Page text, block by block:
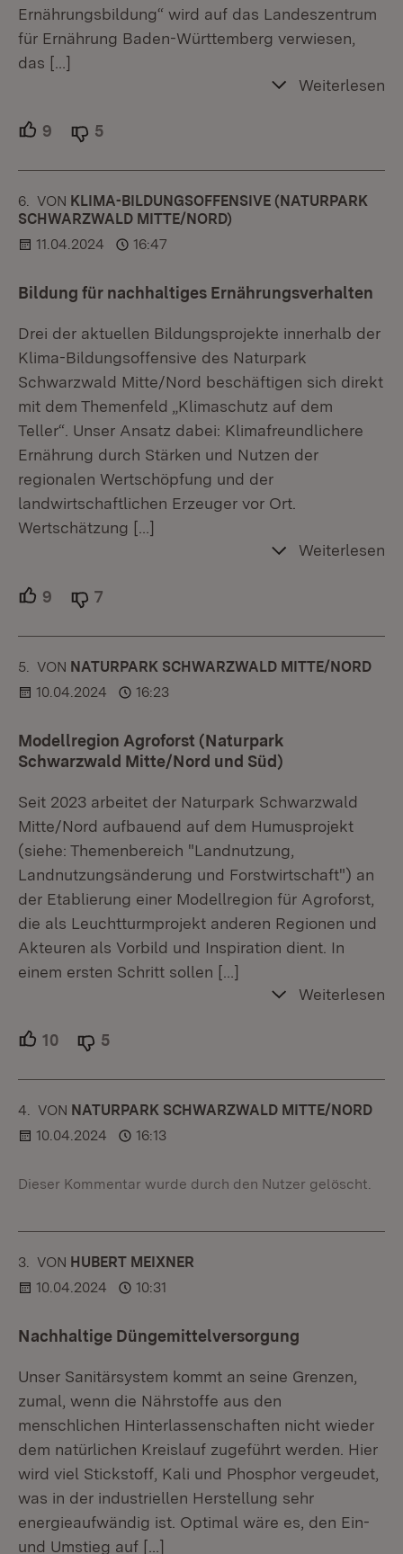
Ernährungsbildung“ wird auf das Landeszentrum
für Ernährung Baden-Württemberg verwiesen,
das […]
Weiterlesen
9 Unterstützer.
5
6. KOMMENTAR
VON :KLIMA-BILDUNGSOFFENSIVE (NATURPARK
SCHWARZWALD MITTE/NORD)
11.04.2024
16:47
Bildung für nachhaltiges Ernährungsverhalten
Drei der aktuellen Bildungsprojekte innerhalb der
Klima-Bildungsoffensive des Naturpark
Schwarzwald Mitte/Nord beschäftigen sich direkt
mit dem Themenfeld „Klimaschutz auf dem
Teller“. Unser Ansatz dabei: Klimafreundlichere
Ernährung durch Stärken und Nutzen der
regionalen Wertschöpfung und der
landwirtschaftlichen Erzeuger vor Ort.
Wertschätzung […]
Weiterlesen
9 Unterstützer.
7
5. KOMMENTAR
VON :NATURPARK SCHWARZWALD MITTE/NORD
10.04.2024
16:23
Modellregion Agroforst (Naturpark
Schwarzwald Mitte/Nord und Süd)
Seit 2023 arbeitet der Naturpark Schwarzwald
Mitte/Nord aufbauend auf dem Humusprojekt
(siehe: Themenbereich "Landnutzung,
Landnutzungsänderung und Forstwirtschaft") an
der Etablierung einer Modellregion für Agroforst,
die als Leuchtturmprojekt anderen Regionen und
Akteuren als Vorbild und Inspiration dient. In
einem ersten Schritt sollen […]
Weiterlesen
10 Unterstützer.
5
4. KOMMENTAR
VON :NATURPARK SCHWARZWALD MITTE/NORD
10.04.2024
16:13
Dieser Kommentar wurde durch den Nutzer gelöscht.
3. KOMMENTAR
VON :HUBERT MEIXNER
10.04.2024
10:31
Nachhaltige Düngemittelversorgung
Unser Sanitärsystem kommt an seine Grenzen,
zumal, wenn die Nährstoffe aus den
menschlichen Hinterlassenschaften nicht wieder
dem natürlichen Kreislauf zugeführt werden. Hier
wird viel Stickstoff, Kali und Phosphor vergeudet,
was in der industriellen Herstellung sehr
energieaufwändig ist. Optimal wäre es, den Ein-
und Umstieg auf […]